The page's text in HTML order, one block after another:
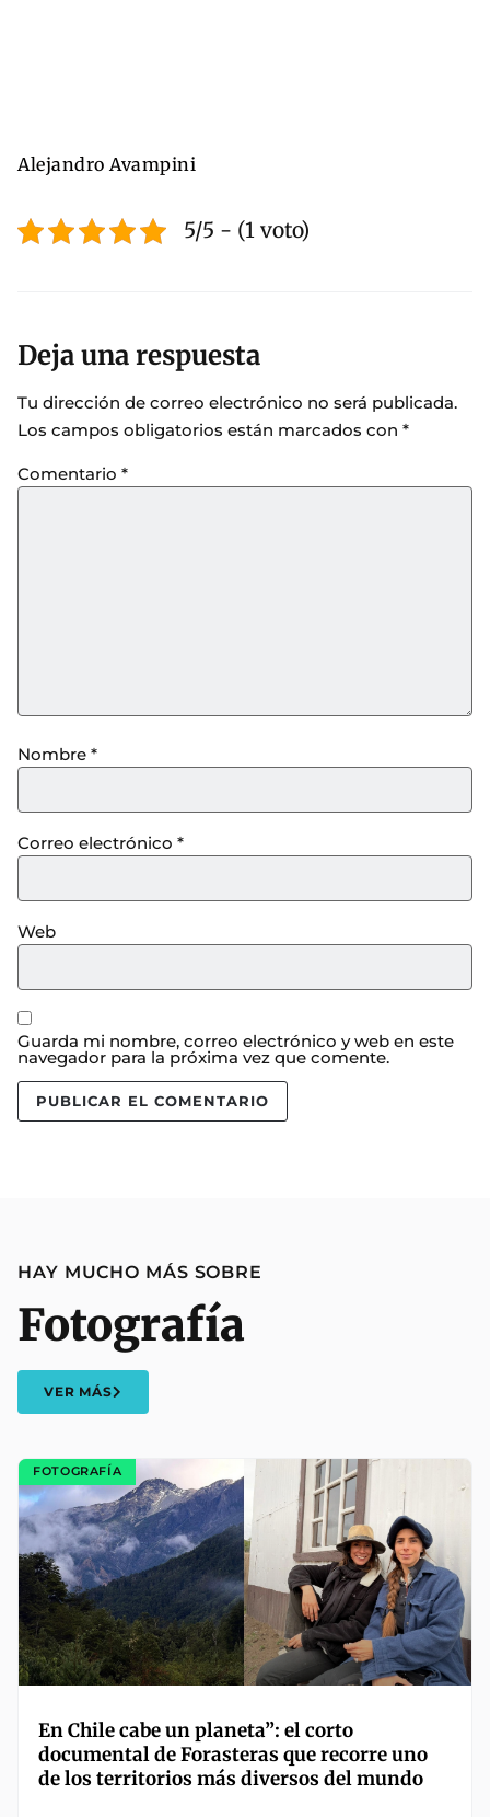
Alejandro Avampini
5/5 - (1 voto)
Deja una respuesta
Tu dirección de correo electrónico no será publicada.
Los campos obligatorios están marcados con *
Comentario *
Nombre *
Correo electrónico *
Web
Guarda mi nombre, correo electrónico y web en este
navegador para la próxima vez que comente.
HAY MUCHO MÁS SOBRE
Fotografía
VER MÁS
FOTOGRAFÍA
En Chile cabe un planeta”: el corto
documental de Forasteras que recorre uno
de los territorios más diversos del mundo